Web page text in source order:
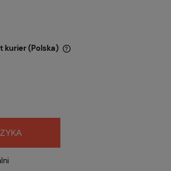
kurier (Polska)